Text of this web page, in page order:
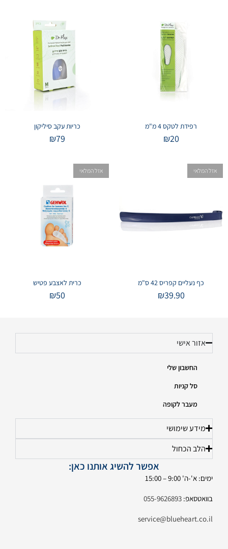
רפידת לטקס 4 מ"מ
₪20
כריות עקב סיליקון
₪79
אזל המלאי
כף נעליים קפריס 42 ס"מ
₪39.90
אזל המלאי
כרית לאצבע פטיש
₪50
אזור אישי
החשבון שלי
סל קניות
מעבר לקופה
מידע שימושי
הלב הכחול
אפשר להשיג אותנו כאן:
ימים: א'-ה' 9:00 – 15:00
בוואטסאפ: 055-9626893
service@blueheart.co.il